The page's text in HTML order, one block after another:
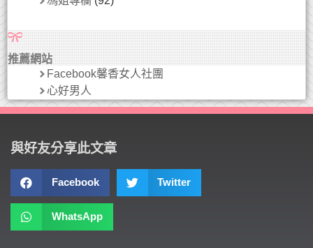
推薦網站
Facebook馨香女人社團
心好男人
與好友分享此文章
Facebook Twitter
WhatsApp